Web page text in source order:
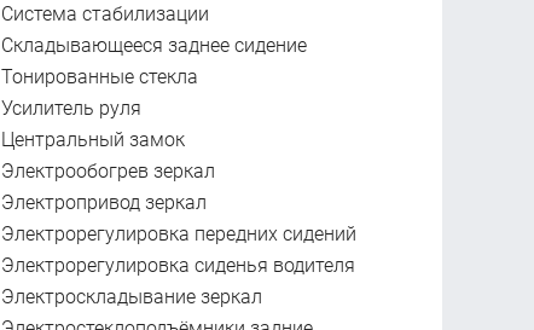
Система стабилизации
Складывающееся заднее сидение
Тонированные стекла
Усилитель руля
Центральный замок
Электрообогрев зеркал
Электропривод зеркал
Электрорегулировка передних сидений
Электрорегулировка сиденья водителя
Электроскладывание зеркал